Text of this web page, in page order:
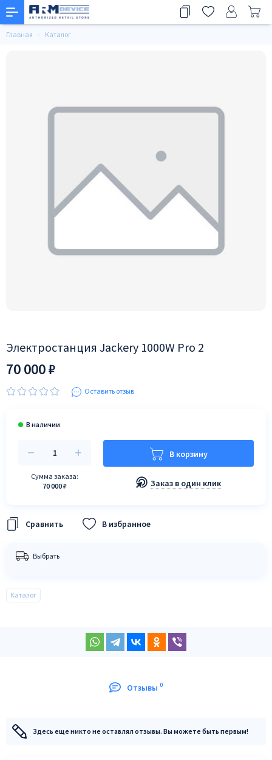
Главная Каталог
Электростанция Jackery 1000W Pro 2
70 000 ₽
Оставить отзыв
Сумма заказа:
70 000 ₽
В корзину
Заказ в один клик
В избранное
Выбрать
Каталог
Отзывы 0
Здесь еще никто не оставлял отзывы. Вы можете быть первым!